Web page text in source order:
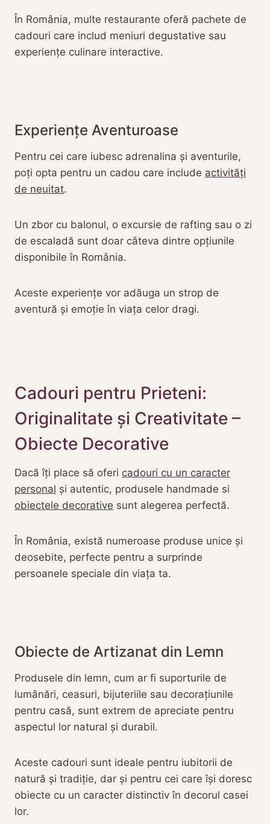
În România, multe restaurante oferă pachete de
cadouri care includ meniuri degustative sau
experiențe culinare interactive.
Experiențe Aventuroase
Pentru cei care iubesc adrenalina și aventurile,
poți opta pentru un cadou care include activități
de neuitat.
Un zbor cu balonul, o excursie de rafting sau o zi
de escaladă sunt doar câteva dintre opțiunile
disponibile în România.
Aceste experiențe vor adăuga un strop de
aventură și emoție în viața celor dragi.
Cadouri pentru Prieteni:
Originalitate și Creativitate –
Obiecte Decorative
Dacă îți place să oferi cadouri cu un caracter
personal și autentic, produsele handmade si
obiectele decorative sunt alegerea perfectă.
În România, există numeroase produse unice și
deosebite, perfecte pentru a surprinde
persoanele speciale din viața ta.
Obiecte de Artizanat din Lemn
Produsele din lemn, cum ar fi suporturile de
lumânări, ceasuri, bijuteriile sau decorațiunile
pentru casă, sunt extrem de apreciate pentru
aspectul lor natural și durabil.
Aceste cadouri sunt ideale pentru iubitorii de
natură și tradiție, dar și pentru cei care își doresc
obiecte cu un caracter distinctiv în decorul casei
lor.